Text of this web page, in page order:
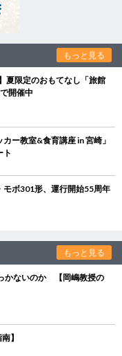
もっと見る
夏限定のおもてなし「旅館
開催中
ー教室&食育講座 in 宮崎」
ト
ボ301形、運行開始55周年
もっと見る
かないのか 【岡嶋教授の
】